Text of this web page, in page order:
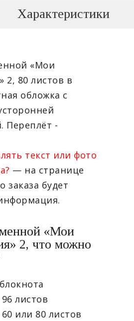
«Мои
2, 80 листов в
обложка с
Переплёт -
текст или фото
— на странице
заказа будет
«Мои
2, что можно
листов
или 80 листов
Характеристики